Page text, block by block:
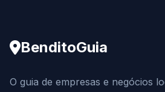
BenditoGuia
O guia de empresas e negócios